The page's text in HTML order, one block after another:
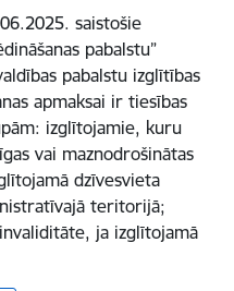
saistošie
pabalstu”
pabalstu izglītības
apmaksai ir tiesības
izglītojamie, kuru
vai maznodrošinātas
dzīvesvieta
teritorijā;
ja izglītojamā